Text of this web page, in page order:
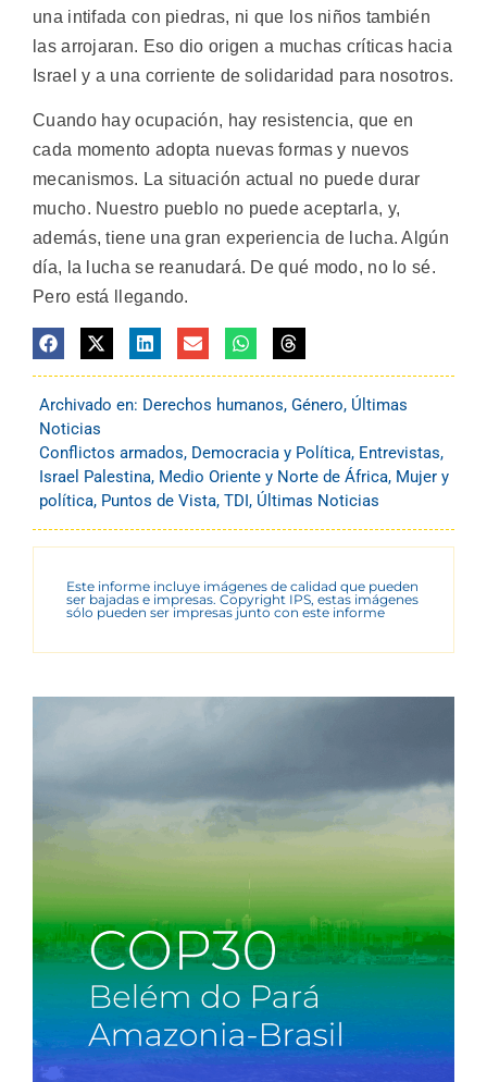
una intifada con piedras, ni que los niños también
las arrojaran. Eso dio origen a muchas críticas hacia
Israel y a una corriente de solidaridad para nosotros.
Cuando hay ocupación, hay resistencia, que en
cada momento adopta nuevas formas y nuevos
mecanismos. La situación actual no puede durar
mucho. Nuestro pueblo no puede aceptarla, y,
además, tiene una gran experiencia de lucha. Algún
día, la lucha se reanudará. De qué modo, no lo sé.
Pero está llegando.
Archivado en: Derechos humanos, Género, Últimas
Noticias
Conflictos armados, Democracia y Política, Entrevistas,
Israel Palestina, Medio Oriente y Norte de África, Mujer y
política, Puntos de Vista, TDI, Últimas Noticias
Este informe incluye imágenes de calidad que pueden
ser bajadas e impresas. Copyright IPS, estas imágenes
sólo pueden ser impresas junto con este informe